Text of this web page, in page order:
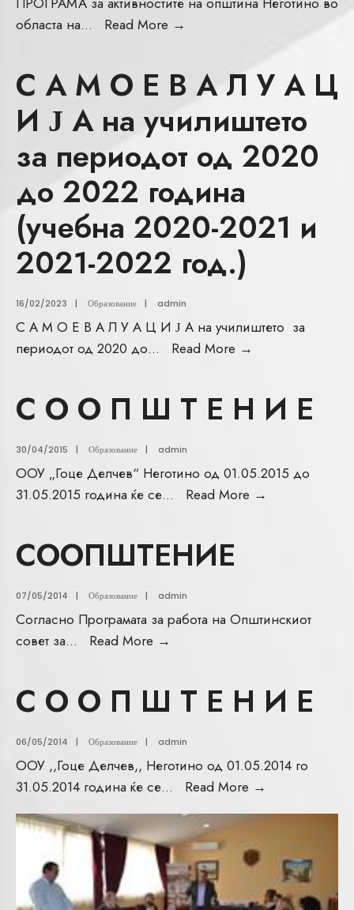
областа на... Read More →
С А М О Е В А Л У А Ц
И Ј А на училиштето
за периодот од 2020
до 2022 година
(учебна 2020-2021 и
2021-2022 год.)
16/02/2023 | Образование | admin
С А М О Е В А Л У А Ц И Ј А на училиштето за
периодот од 2020 до... Read More →
С О О П Ш Т Е Н И Е
30/04/2015 | Образование | admin
ООУ „Гоце Делчев“ Неготино од 01.05.2015 до
31.05.2015 година ќе се... Read More →
СООПШТЕНИЕ
07/05/2014 | Образование | admin
Согласно Програмата за работа на Општинскиот
совет за... Read More →
С О О П Ш Т Е Н И Е
06/05/2014 | Образование | admin
ООУ ,,Гоце Делчев,, Неготино од 01.05.2014 го
31.05.2014 година ќе се... Read More →